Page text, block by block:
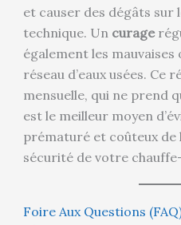
et causer des dégâts sur
technique. Un curage
également les
réseau d’eaux usées. Ce
mensuelle, qui ne prend
est le meilleur moyen
prématuré et coûteux de
sécurité de votre
Foire Aux Questions